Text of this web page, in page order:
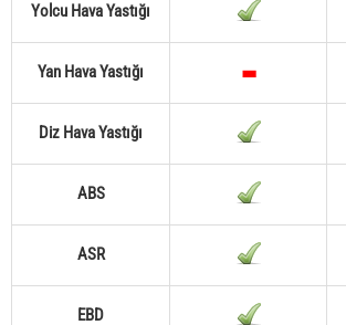
Yolcu Hava Yastığı
Yan Hava Yastığı
Diz Hava Yastığı
ABS
ASR
EBD